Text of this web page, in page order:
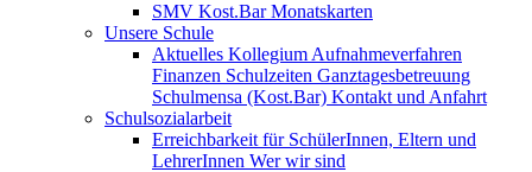
SMV Kost.BarMonatskarten
Unsere Schule
Aktuelles Kollegium Aufnahmeverfahren
Finanzen Schulzeiten Ganztagesbetreuung
Schulmensa (Kost.Bar) Kontakt und Anfahrt
Schulsozialarbeit
Erreichbarkeit für SchülerInnen, Eltern und
LehrerInnen Wer wir sind